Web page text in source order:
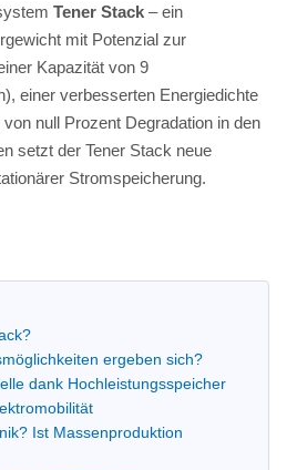
Tener Stack– ein
mit Potenzial zur
Kapazität von 9
einer verbesserten Energiedichte
null Prozent Degradation in den
setzt der Tener Stack neue
Stromspeicherung.
ergeben sich?
dank Hochleistungsspeicher
Ist Massenproduktion